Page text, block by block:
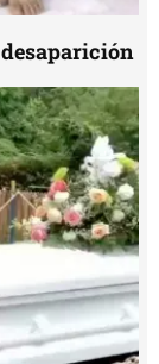
en Nueva